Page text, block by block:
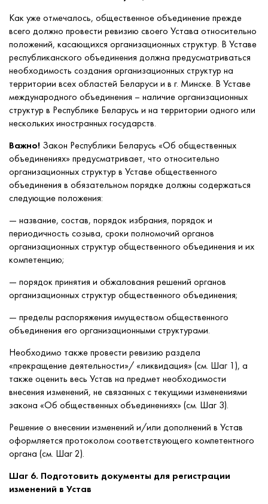
Как уже отмечалось, общественное объединение прежде
всего должно провести ревизию своего Устава относительно
положений, касающихся организационных структур. В Уставе
республиканского объединения должна предусматриваться
необходимость создания организационных структур на
территории всех областей Беларуси и в г. Минске. В Уставе
международного объединения – наличие организационных
структур в Республике Беларусь и на территории одного или
нескольких иностранных государств.
Важно! Закон Республики Беларусь «Об общественных
объединениях» предусматривает, что относительно
организационных структур в Уставе общественного
объединения в обязательном порядке должны содержаться
следующие положения:
— название, состав, порядок избрания, порядок и
периодичность созыва, сроки полномочий органов
организационных структур общественного объединения и их
компетенцию;
— порядок принятия и обжалования решений органов
организационных структур общественного объединения;
— пределы распоряжения имуществом общественного
объединения его организационными структурами.
Необходимо также провести ревизию раздела
«прекращение деятельности»/ «ликвидация» (см. Шаг 1), а
также оценить весь Устав на предмет необходимости
внесения изменений, не связанных с текущими изменениями
закона «Об общественных объединениях» (см. Шаг 3).
Решение о внесении изменений и/или дополнений в Устав
оформляется протоколом соответствующего компетентного
органа (см. Шаг 2).
Шаг 6. Подготовить документы для регистрации
изменений в Устав